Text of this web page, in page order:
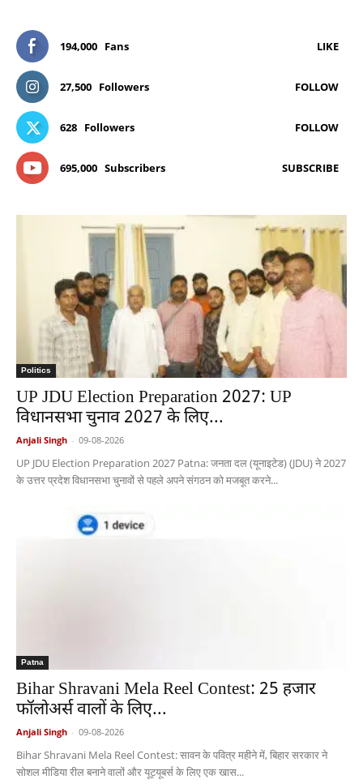
194,000 Fans LIKE
27,500 Followers FOLLOW
628 Followers FOLLOW
695,000 Subscribers SUBSCRIBE
Politics
UP JDU Election Preparation 2027: UP
विधानसभा चुनाव 2027 के लिए...
Anjali Singh - 09-08-2026
UP JDU Election Preparation 2027 Patna: जनता दल (यूनाइटेड) (JDU) ने 2027
के उत्तर प्रदेश विधानसभा चुनावों से पहले अपने संगठन को मजबूत करने...
Patna
Bihar Shravani Mela Reel Contest: 25 हजार
फॉलोअर्स वालों के लिए...
Anjali Singh - 09-08-2026
Bihar Shravani Mela Reel Contest: सावन के पवित्र महीने में, बिहार सरकार ने
सोशल मीडिया रील बनाने वालों और यूट्यूबर्स के लिए एक खास...